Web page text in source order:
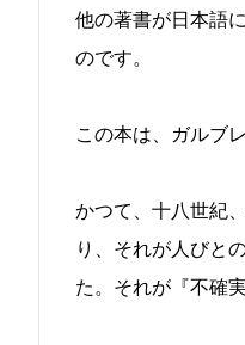
他の著書が日本語
のです。
この本は、ガルブ
かつて、十八世紀
り、それが人びと
た。それが『不確